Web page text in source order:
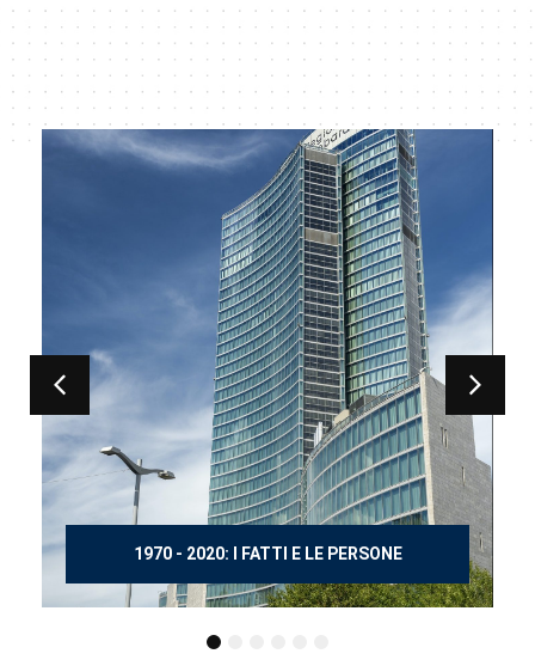
150 ANNI DOPO MANZONI